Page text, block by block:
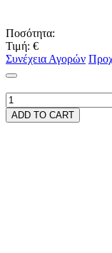
Ποσότητα:
Τιμή: €
Συνέχεια Αγορών
ADD TO CART